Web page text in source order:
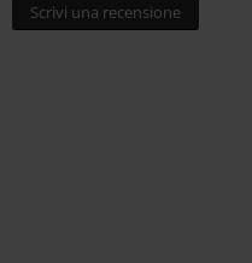
Scrivi una recensione